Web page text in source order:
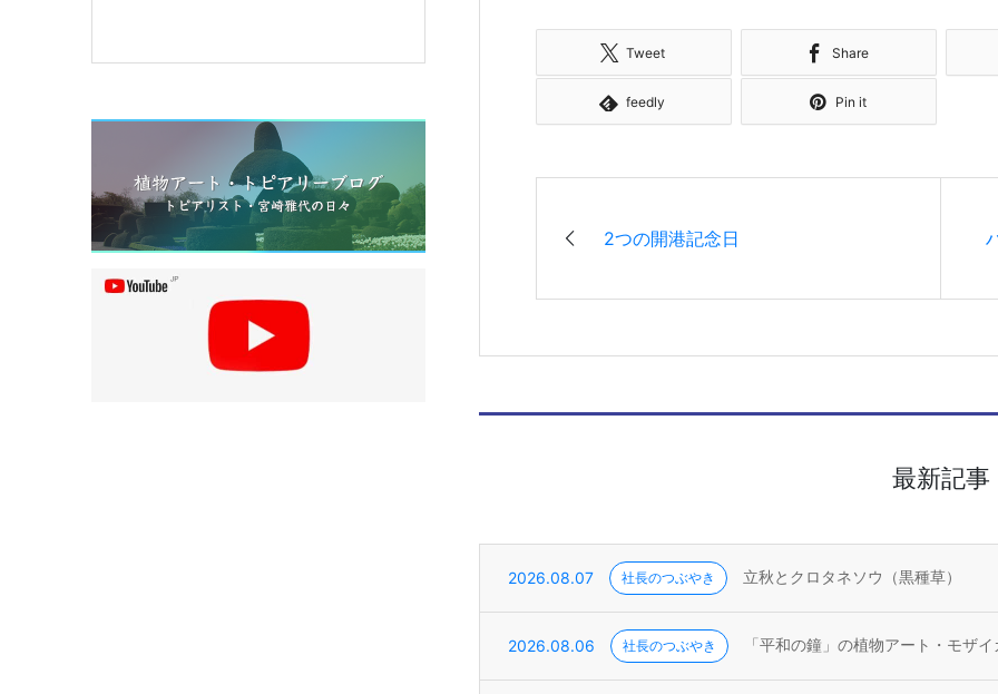
Tweet Share
feedly Pin it
2つの開港記念日
最新記事
2026.08.07 社長のつぶやき 立秋とクロタネソウ（黒種草）
2026.08.06 社長のつぶやき 「平和の鐘」の植物アート・モザ